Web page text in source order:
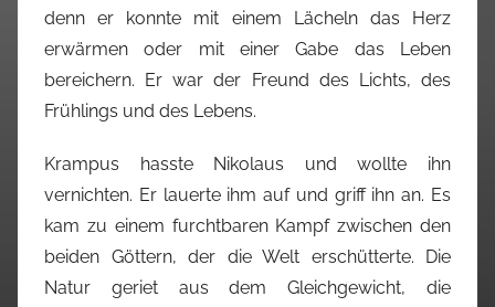
denn er konnte mit einem Lächeln das Herz
erwärmen oder mit einer Gabe das Leben
bereichern. Er war der Freund des Lichts, des
Frühlings und des Lebens.
Krampus hasste Nikolaus und wollte ihn
vernichten. Er lauerte ihm auf und griff ihn an. Es
kam zu einem furchtbaren Kampf zwischen den
beiden Göttern, der die Welt erschütterte. Die
Natur geriet aus dem Gleichgewicht, die